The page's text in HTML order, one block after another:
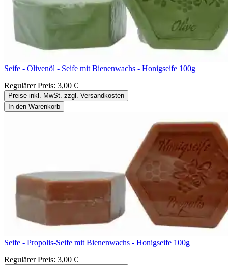
Seife - Olivenöl - Seife mit Bienenwachs - Honigseife 100g
Regulärer Preis: 3,00 €
Preise inkl. MwSt. zzgl. Versandkosten
In den Warenkorb
Seife - Propolis-Seife mit Bienenwachs - Honigseife 100g
Regulärer Preis: 3,00 €